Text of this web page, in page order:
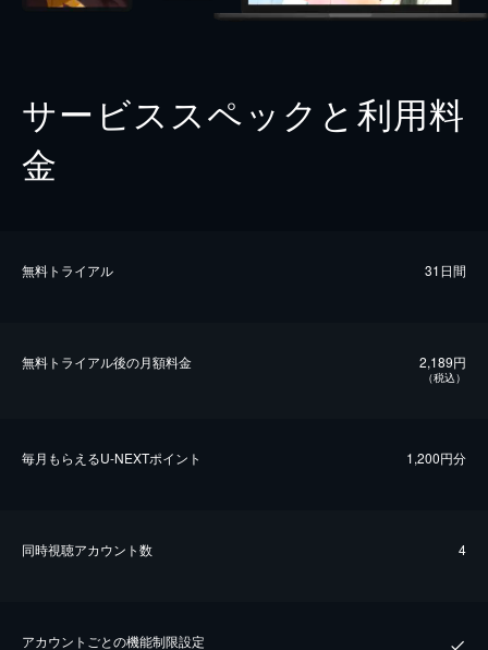
サービススペックと利用料
金
無料トライアル 31日間
無料トライアル後の⽉額料金 2,189円
（税込）
毎⽉もらえるU-NEXTポイント 1,200円分
同時視聴アカウント数 4
アカウントごとの機能制限設定